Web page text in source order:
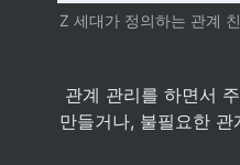
Z 세대가 정의하는 관계
만들거나, 불필요한